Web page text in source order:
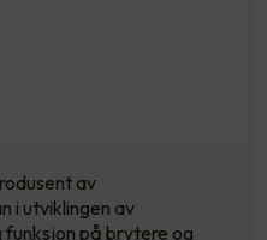
av
i utviklingen av
funksjon på brytere og